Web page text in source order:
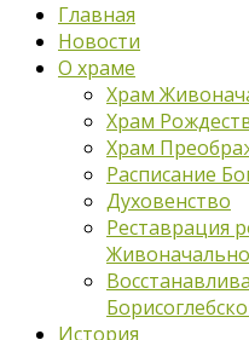
Главная
Новости
О храме
Храм
Храм
Храм
Расписание
Духовенство
Реставрация
История